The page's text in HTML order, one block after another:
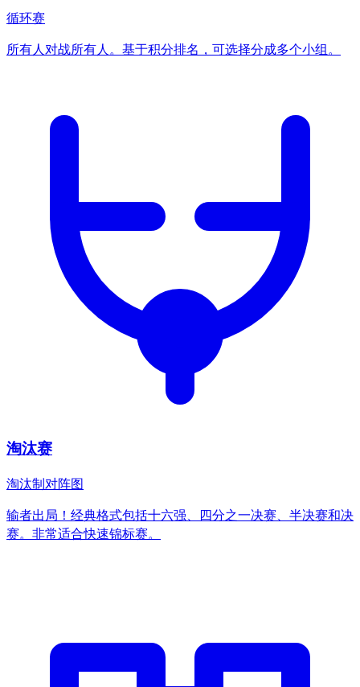
循环赛
所有人对战所有人。基于积分排名，可选择分成多个小组。
淘汰赛
淘汰制对阵图
输者出局！经典格式包括十六强、四分之一决赛、半决赛和决
赛。非常适合快速锦标赛。